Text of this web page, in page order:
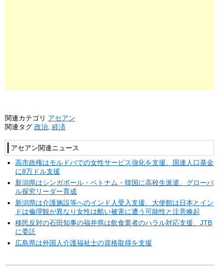
関連カテゴリ アセアン
関連タグ 政治 経済
アセアン関連ニュース
高市政権はモルドバでの女性サービス強化を支援、国連人口基金
に8万ドル支援
新潟県はシンガポール・ベトナム・韓国に高校生派遣、グローバ
ル探究リーダー育成
新潟県は介護施設等へのインド人受入支援、大使館は日本とイン
ドは倫理観が異なり女性は酷い被害に遭う可能性と注意喚起
移民反対の石田知事の福井県は飲食業者のハラル対応支援、JTB
に委託
広島県は外国人介護福祉士の資格取得を支援